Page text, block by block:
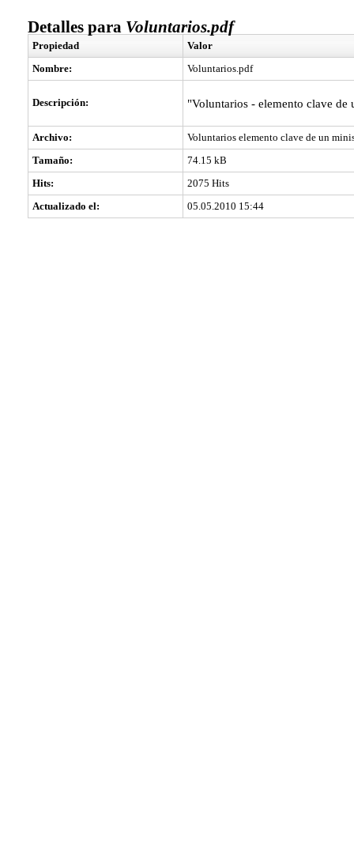
Detalles para Voluntarios.pdf
Propiedad
Valor
Nombre:
Voluntarios.pdf
Descripción: "Voluntarios - elemento clave
Archivo:
Voluntarios elemento clave de un
Tamaño:
74.15 kB
Hits:
2075 Hits
Actualizado el:
05.05.2010 15:44